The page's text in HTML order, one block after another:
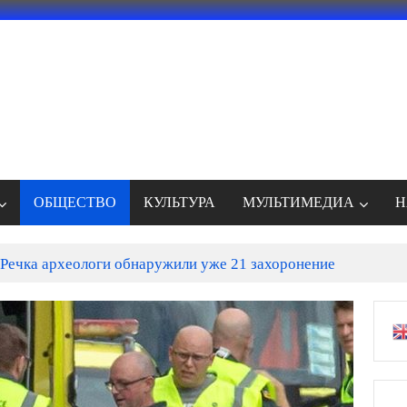
ОБЩЕСТВО КУЛЬТУРА МУЛЬТИМЕДИА
археологи обнаружили уже 21 захоронение